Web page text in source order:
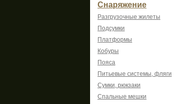
Снаряжение
Разгрузочные жилеты
Подсумки
Платформы
Кобуры
Пояса
Питьевые системы, фляги
Сумки, рюкзаки
Спальные мешки